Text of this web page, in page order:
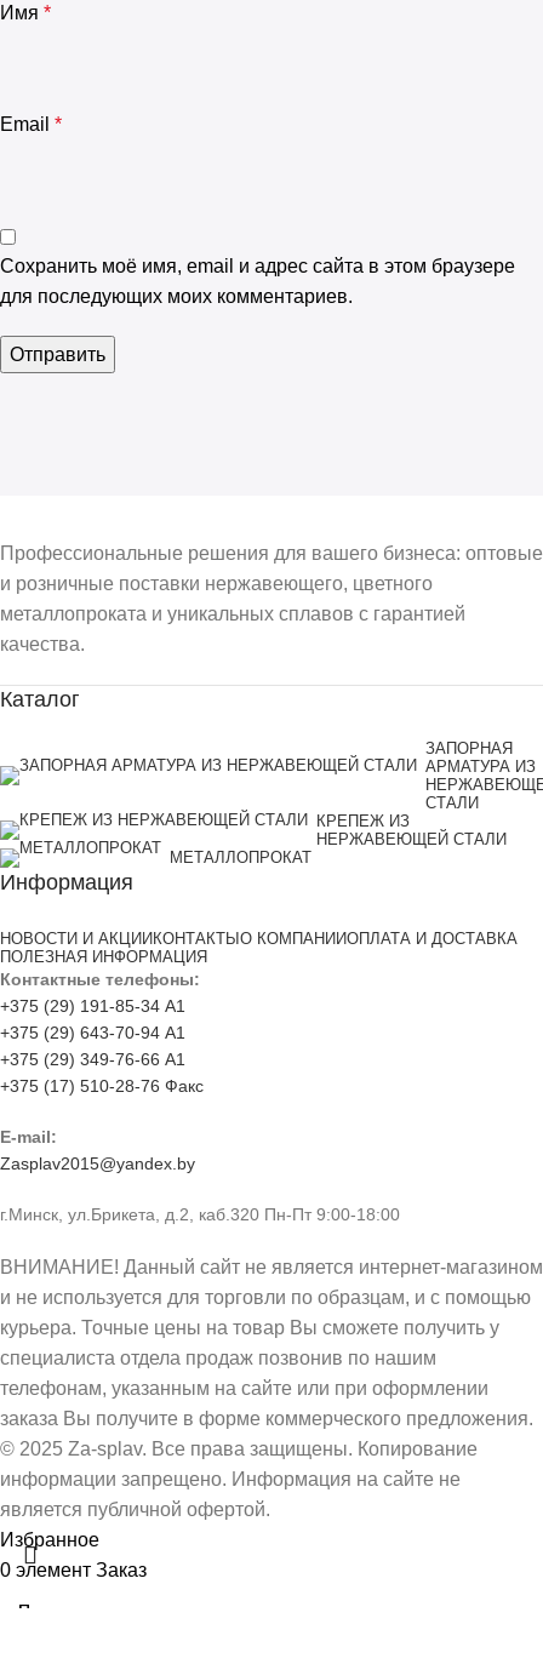
Имя *
Email *
Сохранить моё имя, email и адрес сайта в этом браузере
для последующих моих комментариев.
Профессиональные решения для вашего бизнеса: оптовые
и розничные поставки нержавеющего, цветного
металлопроката и уникальных сплавов с гарантией
качества.
Каталог
ЗАПОРНАЯ
АРМАТУРА ИЗ
СТАЛИ
КРЕПЕЖ ИЗ
НЕРЖАВЕЮЩЕЙ СТАЛИ
МЕТАЛЛОПРОКАТ
Информация
НОВОСТИ И АКЦИИ КОНТАКТЫ О КОМПАНИИОПЛАТА И ДОСТАВКА
ПОЛЕЗНАЯ ИНФОРМАЦИЯ
Контактные телефоны:
+375 (29) 191-85-34 А1
+375 (29) 643-70-94 А1
+375 (29) 349-76-66 А1
+375 (17) 510-28-76 Факс
E-mail:
Zasplav2015@yandex.by
г.Минск, ул.Брикета, д.2, каб.320 Пн-Пт 9:00-18:00
ВНИМАНИЕ! Данный сайт не является интернет-магазином
и не используется для торговли по образцам, и с помощью
курьера. Точные цены на товар Вы сможете получить у
специалиста отдела продаж позвонив по нашим
телефонам, указанным на сайте или при оформлении
заказа Вы получите в форме коммерческого предложения.
© 2025 Za-splav. Все права защищены. Копирование
информации запрещено. Информация на сайте не
является публичной офертой.
ЗАПОРНАЯ
Избранное
0 элемент Заказ